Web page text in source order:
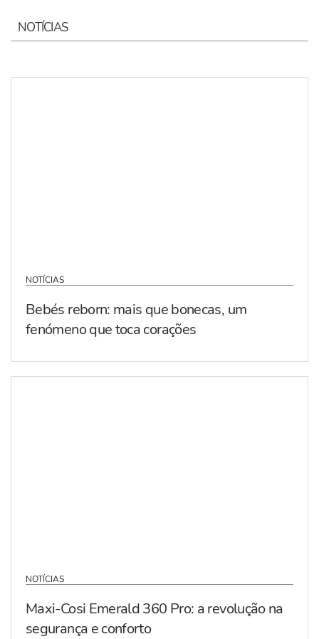
NOTÍCIAS
NOTÍCIAS
Bebés reborn: mais que bonecas, um
fenómeno que toca corações
NOTÍCIAS
Maxi-Cosi Emerald 360 Pro: a revolução na
segurança e conforto